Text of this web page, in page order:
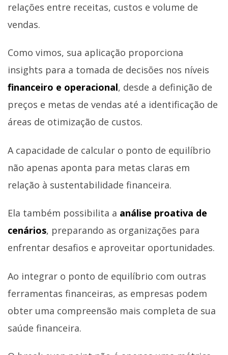
relações entre receitas, custos e volume de
vendas.
Como vimos, sua aplicação proporciona
insights para a tomada de decisões nos níveis
financeiro e operacional, desde a definição de
preços e metas de vendas até a identificação de
áreas de otimização de custos.
A capacidade de calcular o ponto de equilíbrio
não apenas aponta para metas claras em
relação à sustentabilidade financeira.
Ela também possibilita a análise proativa de
cenários, preparando as organizações para
enfrentar desafios e aproveitar oportunidades.
Ao integrar o ponto de equilíbrio com outras
ferramentas financeiras, as empresas podem
obter uma compreensão mais completa de sua
saúde financeira.